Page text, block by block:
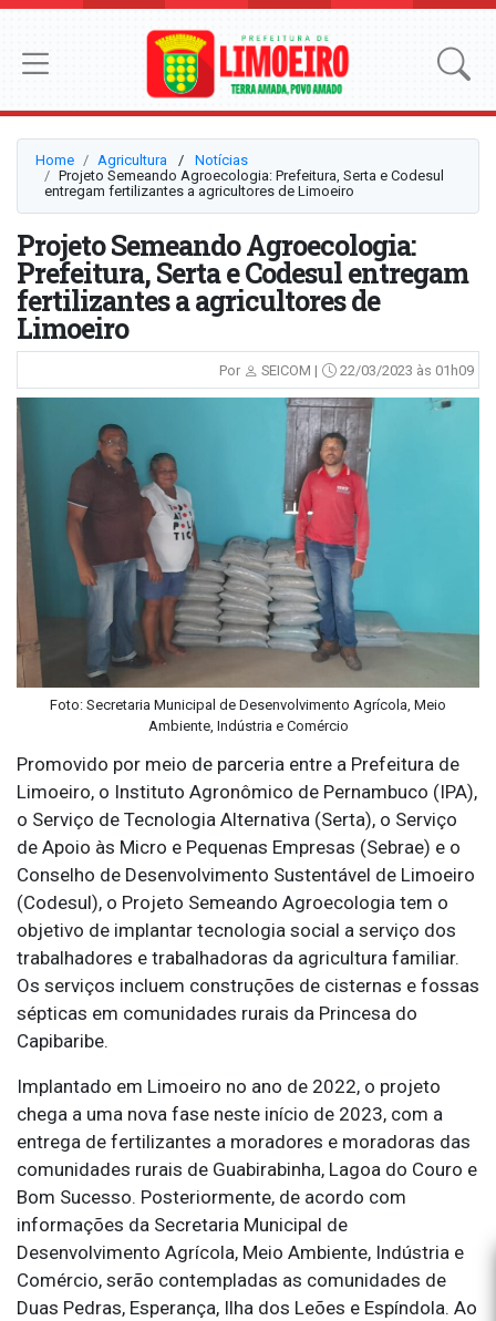
Home Agricultura ⠀/⠀ Notícias
Projeto Semeando Agroecologia: Prefeitura, Serta e Codesul
entregam fertilizantes a agricultores de Limoeiro
Projeto Semeando Agroecologia:
Prefeitura, Serta e Codesul entregam
fertilizantes a agricultores de
Limoeiro
Por SEICOM | 22/03/2023 às 01h09
Foto: Secretaria Municipal de Desenvolvimento Agrícola, Meio
Ambiente, Indústria e Comércio
Promovido por meio de parceria entre a Prefeitura de
Limoeiro, o Instituto Agronômico de Pernambuco (IPA),
o Serviço de Tecnologia Alternativa (Serta), o Serviço
de Apoio às Micro e Pequenas Empresas (Sebrae) e o
Conselho de Desenvolvimento Sustentável de Limoeiro
(Codesul), o Projeto Semeando Agroecologia tem o
objetivo de implantar tecnologia social a serviço dos
trabalhadores e trabalhadoras da agricultura familiar.
Os serviços incluem construções de cisternas e fossas
sépticas em comunidades rurais da Princesa do
Capibaribe.
Implantado em Limoeiro no ano de 2022, o projeto
chega a uma nova fase neste início de 2023, com a
entrega de fertilizantes a moradores e moradoras das
comunidades rurais de Guabirabinha, Lagoa do Couro e
Bom Sucesso. Posteriormente, de acordo com
informações da Secretaria Municipal de
Desenvolvimento Agrícola, Meio Ambiente, Indústria e
Comércio, serão contempladas as comunidades de
Duas Pedras, Esperança, Ilha dos Leões e Espíndola. Ao